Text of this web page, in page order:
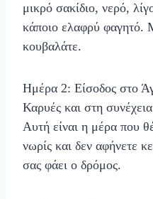
μικρό σακίδιο, νερό,
κάποιο ελαφρύ φαγητό.
κουβαλάτε.
Ημέρα 2: Είσοδος στο
Καρυές και στη
Αυτή είναι η μέρα που
νωρίς και δεν αφήνετε
σας φάει ο δρόμος.